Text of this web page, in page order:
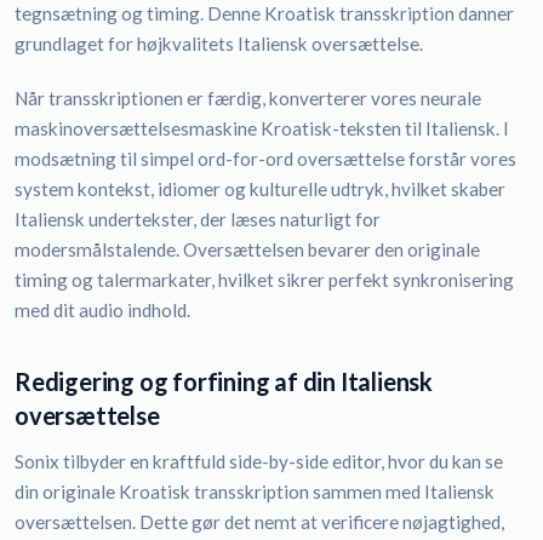
tegnsætning og timing. Denne Kroatisk transskription danner
grundlaget for højkvalitets Italiensk oversættelse.
Når transskriptionen er færdig, konverterer vores neurale
maskinoversættelsesmaskine Kroatisk-teksten til Italiensk. I
modsætning til simpel ord-for-ord oversættelse forstår vores
system kontekst, idiomer og kulturelle udtryk, hvilket skaber
Italiensk undertekster, der læses naturligt for
modersmålstalende. Oversættelsen bevarer den originale
timing og talermarkater, hvilket sikrer perfekt synkronisering
med dit audio indhold.
Redigering og forfining af din Italiensk
oversættelse
Sonix tilbyder en kraftfuld side-by-side editor, hvor du kan se
din originale Kroatisk transskription sammen med Italiensk
oversættelsen. Dette gør det nemt at verificere nøjagtighed,